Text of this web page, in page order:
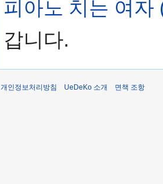
피아노 치는 여
갑니다.
개인정보처리방침 UeDeKo 소개 면책 조항